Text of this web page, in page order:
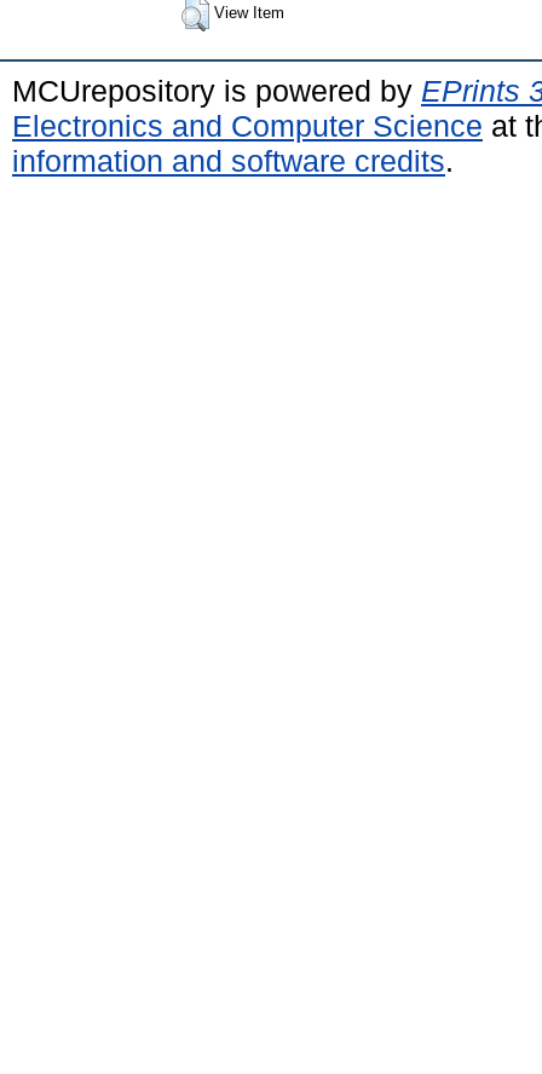
View Item
MCUrepository is powered by EPrints
Electronics and Computer Science at
information and software credits.